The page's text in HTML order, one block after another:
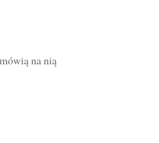
na nią